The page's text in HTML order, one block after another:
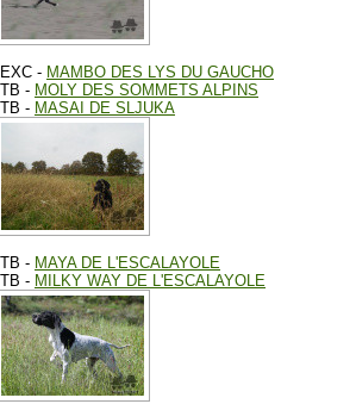
EXC - MAMBO DES LYS DU GAUCHO
TB - MOLY DES SOMMETS ALPINS
TB - MASAI DE SLJUKA
TB - MAYA DE L'ESCALAYOLE
TB - MILKY WAY DE L'ESCALAYOLE